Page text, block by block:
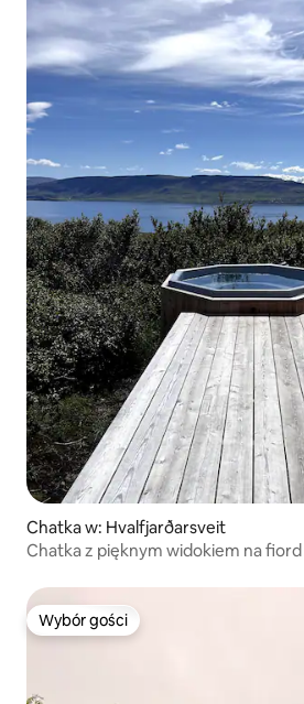
Chatka w: Hvalfjarðarsveit
Chatka z pięknym widokiem na fiord
Wybór gości
Wybór gości